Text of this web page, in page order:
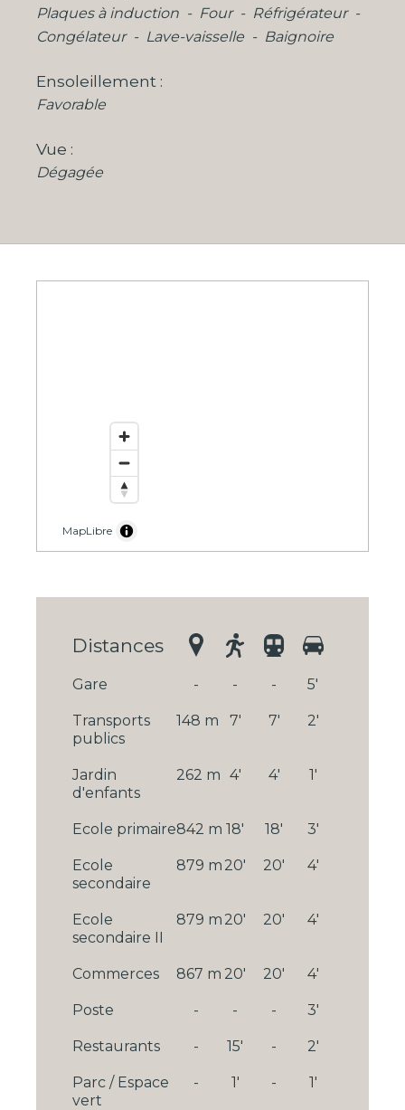
Plaques à induction
Four
Réfrigérateur
Congélateur
Lave-vaisselle Baignoire
Ensoleillement
Favorable
Vue
Dégagée
MapLibre
Distances
Gare - - - 5'
Transports
publics
148 m 7' 7' 2'
Jardin
d'enfants
262 m 4' 4' 1'
Ecole primaire842 m 18' 18' 3'
Ecole
secondaire
879 m 20' 20' 4'
Ecole
secondaire II
879 m 20' 20' 4'
Commerces 867 m 20' 20' 4'
Poste - - - 3'
Restaurants - 15' - 2'
Parc / Espace
vert
- 1' - 1'